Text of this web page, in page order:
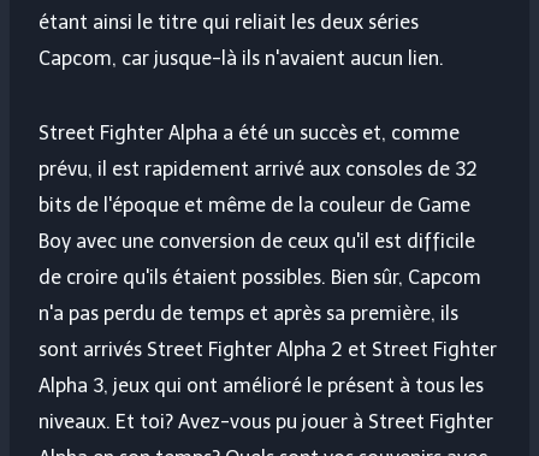
étant ainsi le titre qui reliait les deux séries
Capcom, car jusque-là ils n'avaient aucun lien.
Street Fighter Alpha a été un succès et, comme
prévu, il est rapidement arrivé aux consoles de 32
bits de l'époque et même de la couleur de Game
Boy avec une conversion de ceux qu'il est difficile
de croire qu'ils étaient possibles. Bien sûr, Capcom
n'a pas perdu de temps et après sa première, ils
sont arrivés Street Fighter Alpha 2 et Street Fighter
Alpha 3, jeux qui ont amélioré le présent à tous les
niveaux. Et toi? Avez-vous pu jouer à Street Fighter